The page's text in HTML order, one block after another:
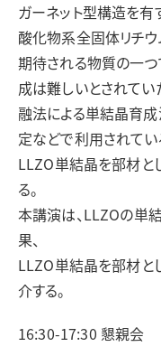
ガーネット型構造を有
酸化物系全固体リチ
期待される物質の一
成は難しいとされてい
融法による単結晶育
定などで利用されてい
LLZO単結晶を部材と
る。
本講演は、LLZOの単
果、
LLZO単結晶を部材と
介する。
16:30-17:30 懇親会